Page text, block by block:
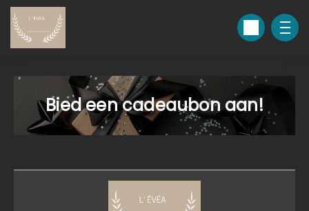
Bied een cadeaubon aan!